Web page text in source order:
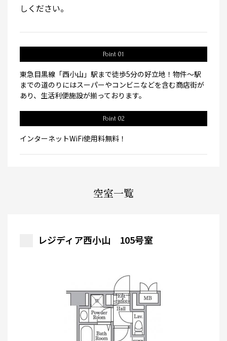
しください。
Point 01
東急目黒線「西小山」駅まで徒歩5分の好立地！物件～駅
までの道のりにはスーパーやコンビニなどを含む商店街が
あり、生活利便施設が揃っております。
Point 02
インターネットWiFi使用料無料！
空室一覧
レジディア西小山 105号室